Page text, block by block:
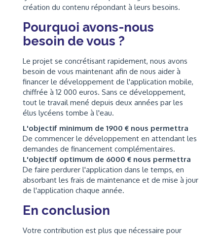
création du contenu répondant à leurs besoins.
Pourquoi avons-nous
besoin de vous ?
Le projet se concrétisant rapidement, nous avons
besoin de vous maintenant afin de nous aider à
financer le développement de l'application mobile,
chiffrée à 12 000 euros. Sans ce développement,
tout le travail mené depuis deux années par les
élus lycéens tombe à l'eau.
L'objectif minimum de 1900 € nous permettra
De commencer le développement en attendant les
demandes de financement complémentaires.
L'objectif optimum de 6000 € nous permettra
De faire perdurer l'application dans le temps, en
absorbant les frais de maintenance et de mise à jour
de l'application chaque année.
En conclusion
Votre contribution est plus que nécessaire pour